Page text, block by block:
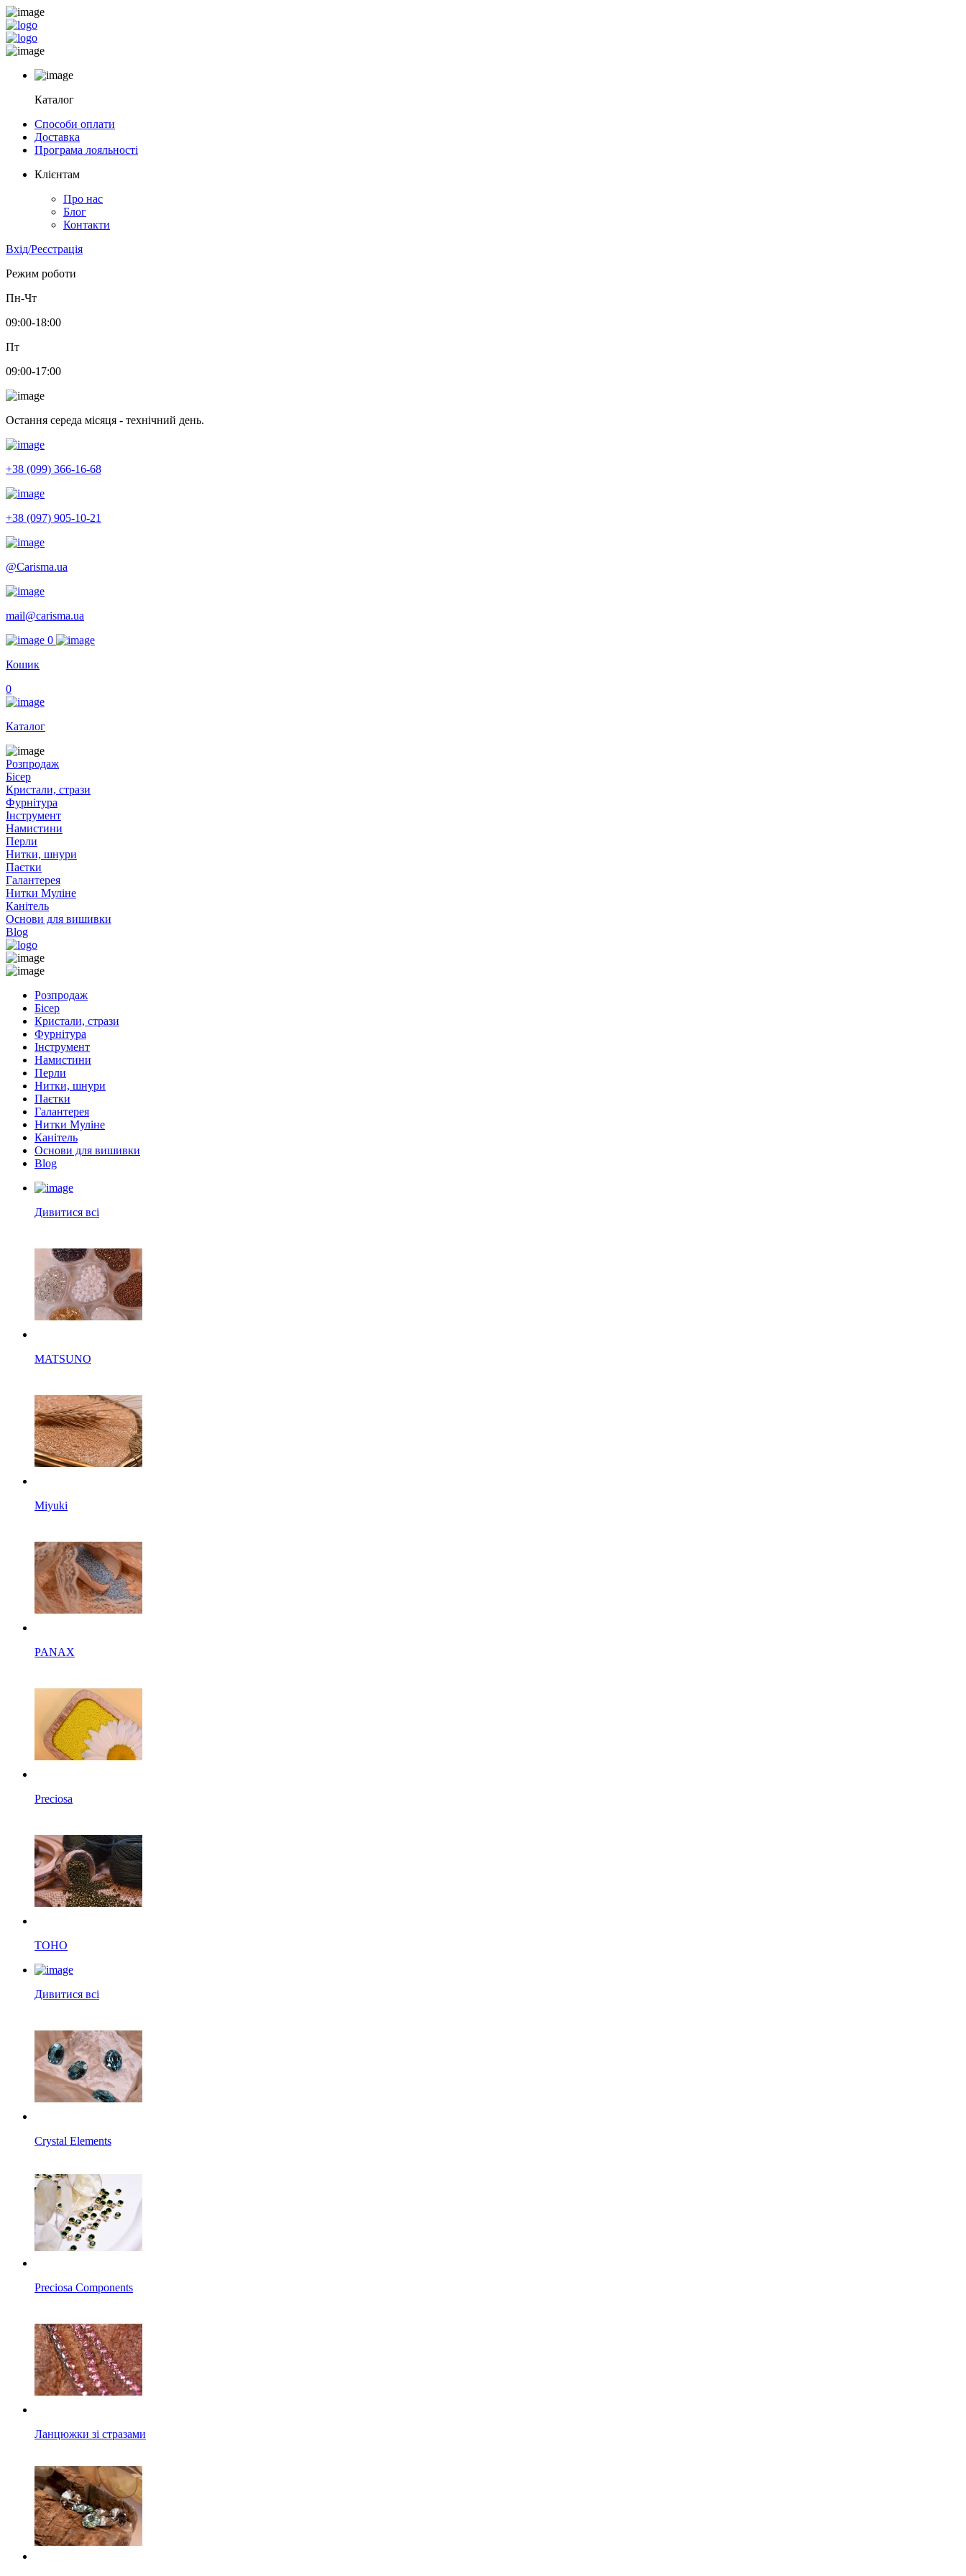
Каталог
Способи оплати
Доставка
Програма лояльності
Клієнтам
Про нас
Блог
Контакти
Вхід/Реєстрація
Режим роботи
Пн-Чт
09:00-18:00
Пт
09:00-17:00
Остання середа місяця - технічний день.
+38 (099) 366-16-68
+38 (097) 905-10-21
@Carisma.ua
mail@carisma.ua
0
Кошик
0
Каталог
Розпродаж
Бісер
Кристали, стрази
Фурнітура
Інструмент
Намистини
Перли
Нитки, шнури
Паєтки
Галантерея
Нитки Муліне
Канітель
Основи для вишивки
Blog
Розпродаж
Бісер
Кристали, стрази
Фурнітура
Інструмент
Намистини
Перли
Нитки, шнури
Паєтки
Галантерея
Нитки Муліне
Канітель
Основи для вишивки
Blog
Дивитися всі
MATSUNO
Miyuki
PANAX
Preciosa
TOHO
Дивитися всі
Crystal Elements
Preciosa Components
Ланцюжки зі стразами